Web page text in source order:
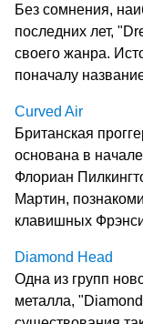
Без сомнения,
последних лет,
своего жанра.
поначалу
Curved Air
Британская
основана в
Флориан
Мартин,
клавишных
Diamond Head
Одна из групп
металла,